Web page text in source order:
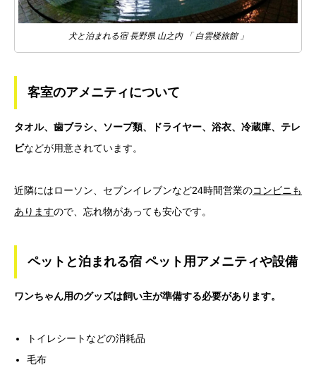
犬と泊まれる宿 長野県 山之内 「 白雲楼旅館 」
客室のアメニティについて
タオル、歯ブラシ、ソープ類、ドライヤー、浴衣、冷蔵庫、テレ
ビなどが用意されています。
近隣にはローソン、セブンイレブンなど24時間営業のコンビニも
ありますので、忘れ物があっても安心です。
ペットと泊まれる宿 ペット用アメニティや設備
ワンちゃん用のグッズは飼い主が準備する必要があります。
トイレシートなどの消耗品
毛布